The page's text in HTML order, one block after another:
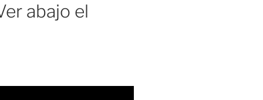
abajo el